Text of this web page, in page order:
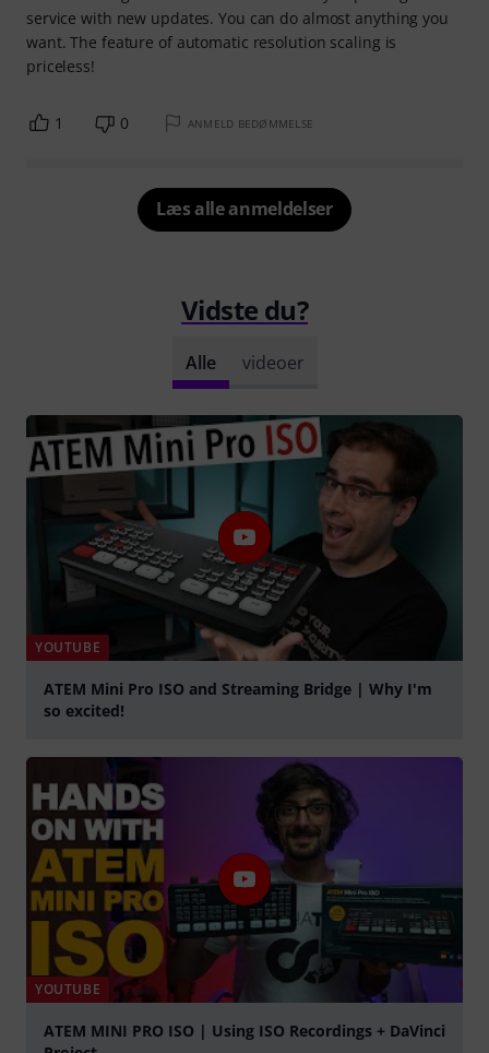
service with new updates. You can do almost anything you
want. The feature of automatic resolution scaling is
priceless!
1 0 ANMELD BEDØMMELSE
Læs alle anmeldelser
Vidste du?
Alle videoer
YOUTUBE
ATEM Mini Pro ISO and Streaming Bridge | Why I'm
so excited!
YOUTUBE
ATEM MINI PRO ISO | Using ISO Recordings + DaVinci